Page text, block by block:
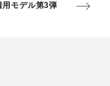
モデル第3弾